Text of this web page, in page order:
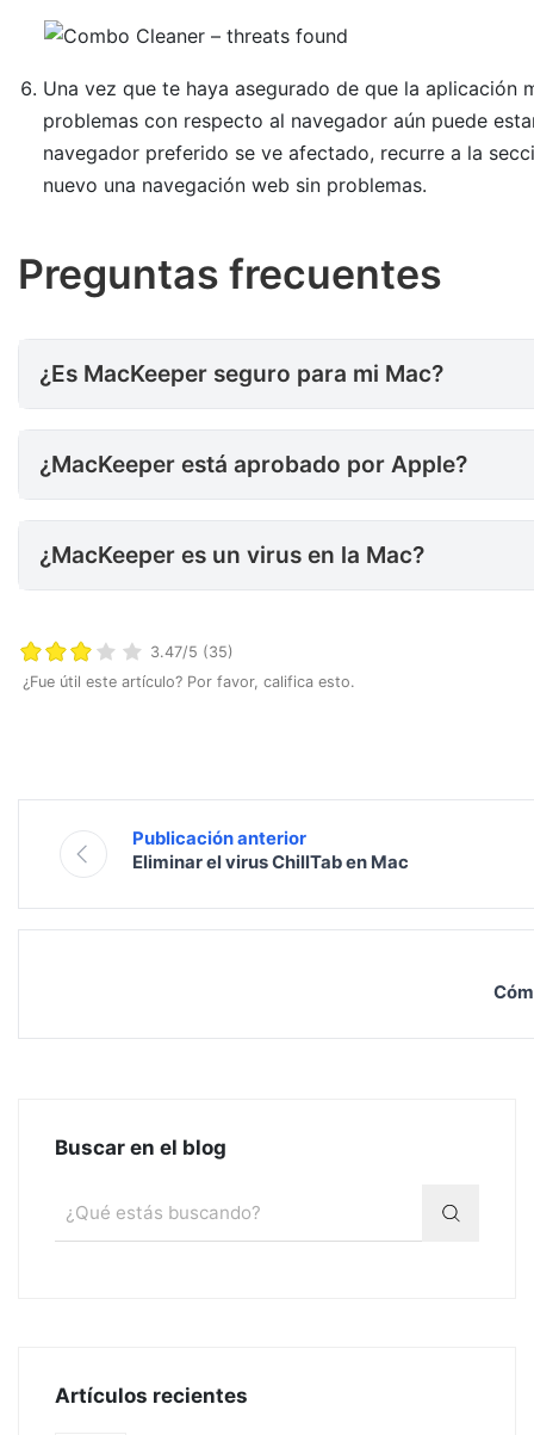
Una vez que te haya asegurado de que la aplicación
problemas con respecto al navegador aún puede
navegador preferido se ve afectado, recurre a la
nuevo una navegación web sin problemas.
Preguntas frecuentes
¿Es MacKeeper seguro para mi Mac?
¿MacKeeper está aprobado
¿MacKeeper está aprobado por Apple?
¿MacKeeper es un virus en la
¿MacKeeper es un virus en la Mac?
3.47/5 (35)
¿Fue útil este artículo? Por favor, califica esto.
Publicación anterior
Eliminar el virus ChillTab en Mac
Buscar en el blog
Artículos recientes